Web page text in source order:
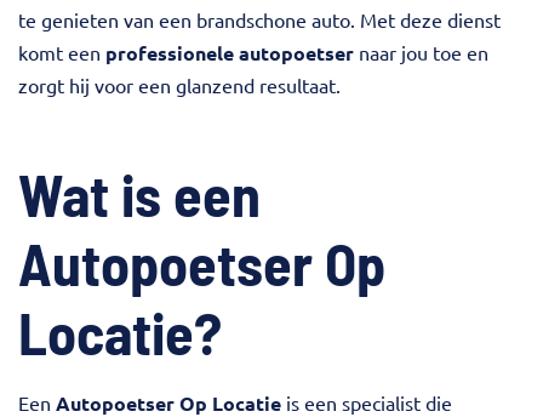
te genieten van een brandschone auto. Met deze dienst
komt een professionele autopoetser naar jou toe en
zorgt hij voor een glanzend resultaat.
Wat is een
Autopoetser Op
Locatie?
Een Autopoetser Op Locatie is een specialist die